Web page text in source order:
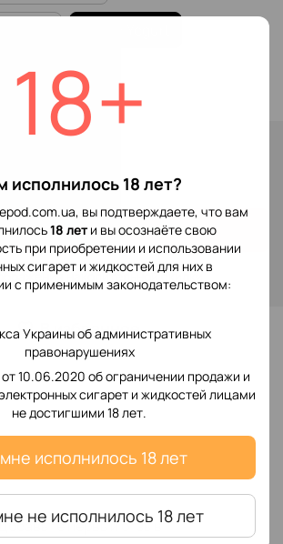
18+
исполнилось 18 лет?
вы подтверждаете, что вам
18 лети вы осознаёте свою
при приобретении и использовании
сигарет и жидкостей для них в
с применимым законодательством:
Украины об административных
правонарушениях
10.06.2020 об ограничении продажи и
сигарет и жидкостей лицами
не достигшими 18 лет.
исполнилось 18 лет
не исполнилось 18 лет
Купить
накопительной скидки
В избранное
первый отзыв